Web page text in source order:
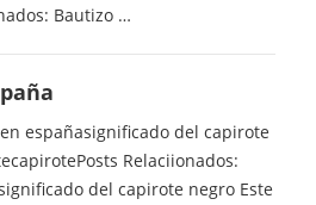
Bautizo …
españasignificado del capirote
Relaciionados:
del capirote negro Este